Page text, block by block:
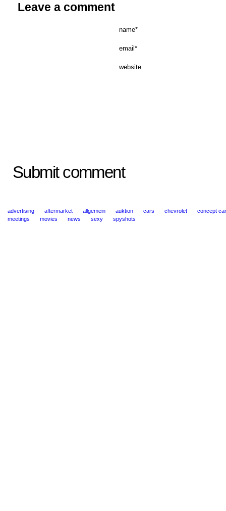
Leave a comment
name*
email*
website
Submit comment
advertising aftermarket allgemein auktion cars chevrolet
concept
meetings
movies news sexy spyshots